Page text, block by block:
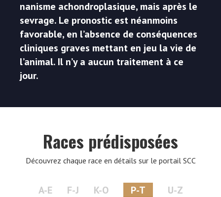
nanisme achondroplasique, mais après le
sevrage. Le pronostic est néanmoins
favorable, en l’absence de conséquences
cliniques graves mettant en jeu la vie de
l’animal. Il n’y a aucun traitement à ce
jour.
Races prédisposées
Découvrez chaque race en détails sur le portail SCC
A-E F-J K-O P-T U-Z